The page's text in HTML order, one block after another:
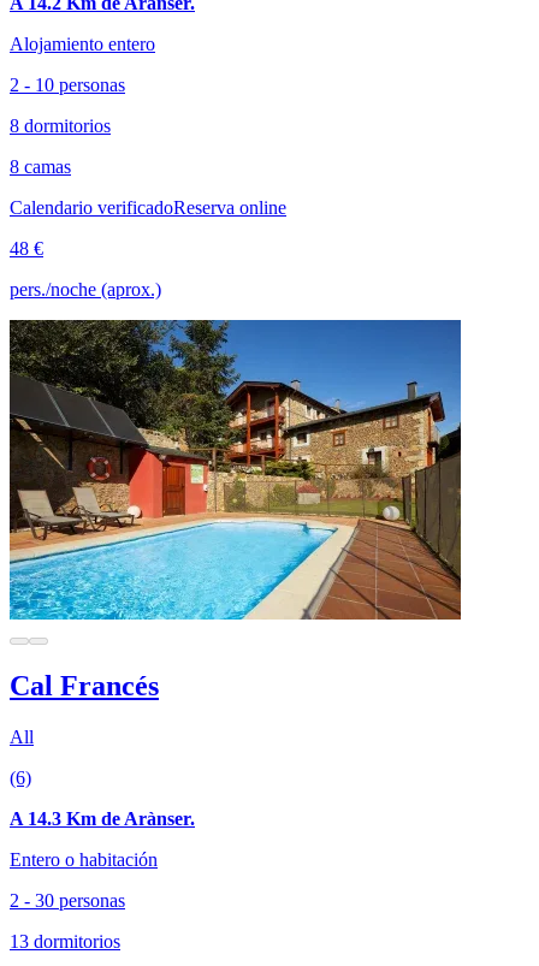
Alojamiento entero
2 - 10 personas
8 dormitorios
8 camas
Calendario verificadoReserva online
48 €
pers./noche (aprox.)
Cal Francés
All
(6)
A 14.3 Km de Arànser.
Entero o habitación
2 - 30 personas
13 dormitorios